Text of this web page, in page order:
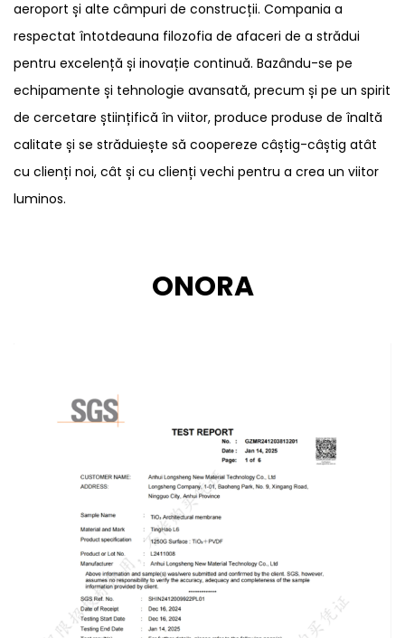
aeroport și alte câmpuri de construcții. Compania a
respectat întotdeauna filozofia de afaceri de a strădui
pentru excelență și inovație continuă. Bazându-se pe
echipamente și tehnologie avansată, precum și pe un spirit
de cercetare științifică în viitor, produce produse de înaltă
calitate și se străduiește să coopereze câștig-câștig atât
cu clienți noi, cât și cu clienți vechi pentru a crea un viitor
luminos.
ONORA